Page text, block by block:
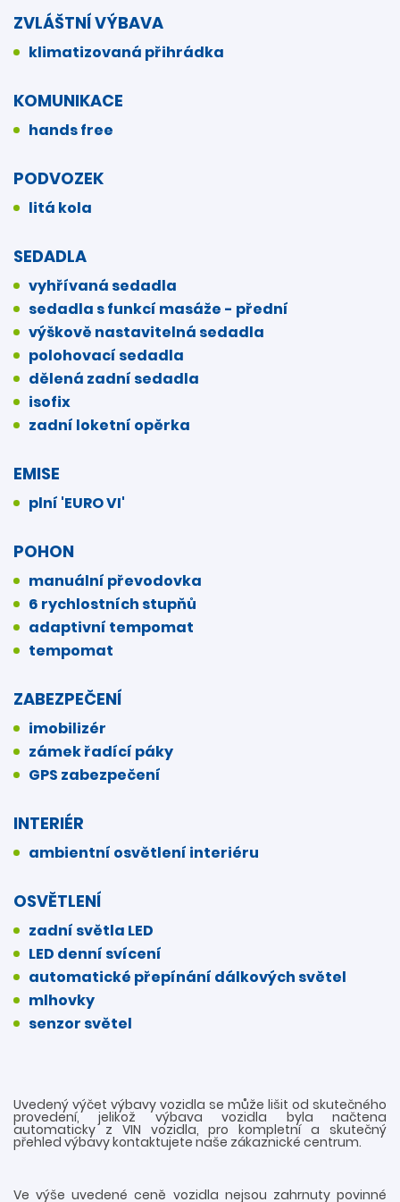
ZVLÁŠTNÍ VÝBAVA
klimatizovaná přihrádka
KOMUNIKACE
hands free
PODVOZEK
litá kola
SEDADLA
vyhřívaná sedadla
sedadla s funkcí masáže - přední
výškově nastavitelná sedadla
polohovací sedadla
dělená zadní sedadla
isofix
zadní loketní opěrka
EMISE
plní 'EURO VI'
POHON
manuální převodovka
6 rychlostních stupňů
adaptivní tempomat
tempomat
ZABEZPEČENÍ
imobilizér
zámek řadící páky
GPS zabezpečení
INTERIÉR
ambientní osvětlení interiéru
OSVĚTLENÍ
zadní světla LED
LED denní svícení
automatické přepínání dálkových světel
mlhovky
senzor světel
Uvedený výčet výbavy vozidla se může lišit od skutečného
provedení, jelikož výbava vozidla byla načtena
automaticky z VIN vozidla, pro kompletní a skutečný
přehled výbavy kontaktujete naše zákaznické centrum.
Ve výše uvedené ceně vozidla nejsou zahrnuty povinné